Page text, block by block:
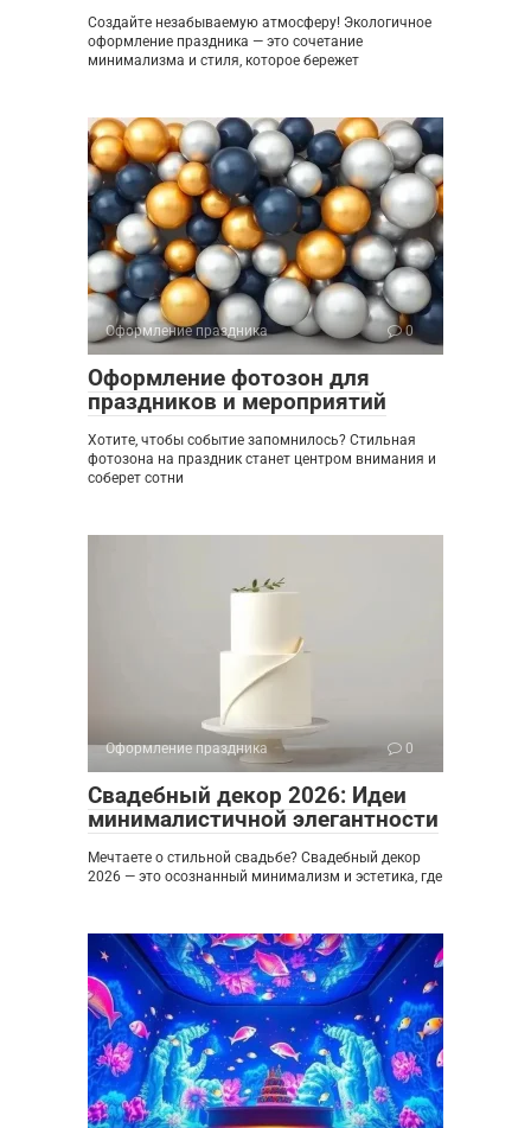
Создайте незабываемую атмосферу! Экологичное
оформление праздника — это сочетание
минимализма и стиля, которое бережет
Оформление праздника 0
Оформление фотозон для
праздников и мероприятий
Хотите, чтобы событие запомнилось? Стильная
фотозона на праздник станет центром внимания и
соберет сотни
Оформление праздника 0
Свадебный декор 2026: Идеи
минималистичной элегантности
Мечтаете о стильной свадьбе? Свадебный декор
2026 — это осознанный минимализм и эстетика, где